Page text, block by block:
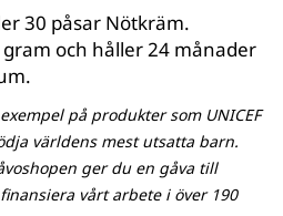
30 påsar Nötkräm.
och håller 24 månader
på produkter som UNICEF
världens mest utsatta barn.
ger du en gåva till
vårt arbete i över 190